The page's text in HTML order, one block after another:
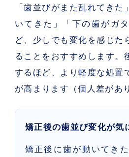
「歯並びがまた乱れてきた
いてきた」「下の歯がガ
ど、少しでも変化を感じた
ることをおすすめします。
するほど、より軽度な処置
が高まります（個人差があ
矯正後の歯並び変化が気
矯正後に歯が動いてき